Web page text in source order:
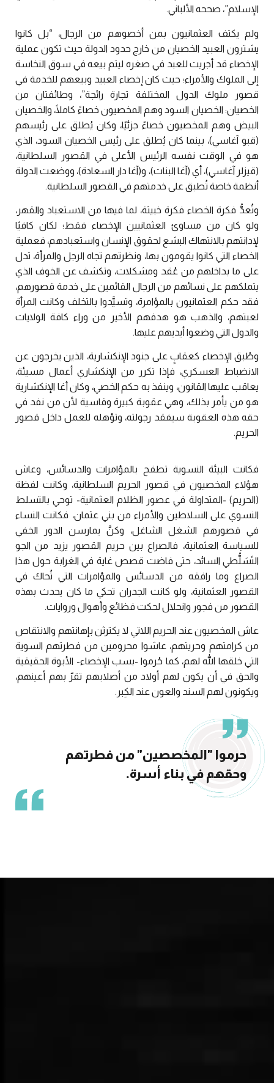
الإسلام”، صححه الألباني.
ولم يكتف العثمانيون بمن أخصوهم من الرجال، “بل كانوا
يشترون العبيد الخصيان من خارج حدود الدولة حيث تكون عملية
الإخصاء قد أجريت للعبد في صغره ليتم بيعه في سوق النخاسة
إلى الملوك والأمراء؛ حيث كان إخصاء العبيد وبيعهم للخدمة في
قصور ملوك الدول المختلفة تجارة رائجة”، وطائفتان من
الخصيان: الخصيان السود وهم المخصيون خصاءً كاملًا، والخصيان
البيض وهم المخصيون خصاءً جزئيًا، وكان يُطلق على رئيسهم
(قبو آغاسي)، بينما كان يُطلق على رئيس الخصيان السود، الذي
هو في الوقت نفسه الرئيس الأعلى في القصور السلطانية،
(قيزلر آغاسي)، أي (آغا البنات)، و(آغا دار السعادة)، ووضعت الدولة
أنظمة خاصة تُطبق على خدمتهم في القصور السلطانية.
وتُعدُّ فكرة الخصاء فكرة خبيثة، لما فيها من الاستعباد والقهر،
ولو كان من مساوئ العثمانيين الإخصاء فقط؛ لكان كافيًا
لإدانتهم بالانتهاك البشع لحقوق الإنسان واستعبادهم، فعملية
الخصاء التي كانوا يقومون بها، ونظرتهم تجاه الرجل والمرأة، تدل
على ما بداخلهم من عُقد ومشكلات، وتكشف عن الخوف الذي
يتملكهم على نسائهم من الرجال القائمين على خدمة قصورهم،
فقد حكم العثمانيون بالمؤامرة، وتسيَّدوا بالتخلف وكانت المرأة
لعبتهم، والذهب هو هدفهم الأخير من وراء كافة الولايات
والدول التي وضعوا أيديهم عليها.
وطُبق الإخصاء كعقابٍ على جنود الإنكشارية، الذين يخرجون عن
الانضباط العسكري، فإذا تكرر من الإنكشاري أعمال مسيئة،
يعاقب عليها القانون، وينفذ به حكم الخصي، وكان أغا الإنكشارية
هو من يأمر بذلك، وهي عقوبة كبيرة وقاسية لأن من نفد في
حقه هذه العقوبة سيفقد رجولته، وتؤهله للعمل داخل قصور
الحريم.
فكانت البيئة النسوية تطفح بالمؤامرات والدسائس، وعاش
هؤلاء المخصيون في قصور الحريم السلطانية، وكانت لفظة
(الحريم) -المتداولة في عصور الظلام العثمانية- توحي بالتسلط
النسوي على السلاطين والأمراء من بني عثمان، فكانت النساء
في قصورهم الشغل الشاغل، وكنَّ يمارسن الدور الخفي
للسياسة العثمانية، فالصراع بين حريم القصور يزيد من الجو
التَسَلُّطي السائد، حتى فاضت قصص غاية في الغرابة حول هذا
الصراع وما رافقه من الدسائس والمؤامرات التي تُحاك في
القصور العثمانية، ولو كانت الجدران تحكي ما كان يحدث بهذه
القصور من فجور وانحلال لحكت فظائع وأهوال وروايات.
عاش المخصيون عند الحريم اللاتي لا يكترثن بإهانتهم والانتقاص
من كرامتهم وحريتهم، عاشوا محرومين من فطرتهم السوية
التي خلقها الله لهم، كما حُرموا -بسب الإخصاء- الأبوة الحقيقية
والحق في أن يكون لهم أولاد من أصلابهم تقرّ بهم أعينهم،
ويكونون لهم السند والعون عند الكِبر.
حرموا "المخصصين" من فطرتهم
وحقهم في بناء أسرة.